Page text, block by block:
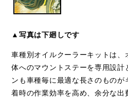
▲写真は下廻しです
車種別オイルクーラーキットは
体へのマウントステーを専用設計
ンも車種毎に最適な長さのもの
着時の作業効率を高め、余分な出